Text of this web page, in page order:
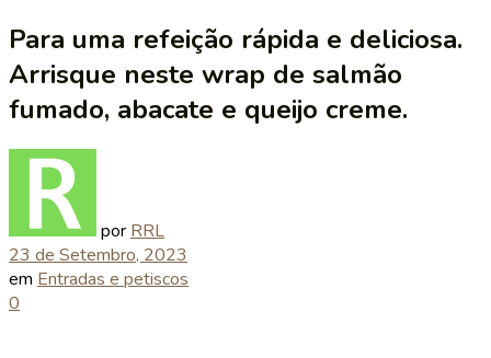
Para uma refeição rápida e deliciosa.
Arrisque neste wrap de salmão
fumado, abacate e queijo creme.
por RRL
23 de Setembro, 2023
em Entradas e petiscos
0